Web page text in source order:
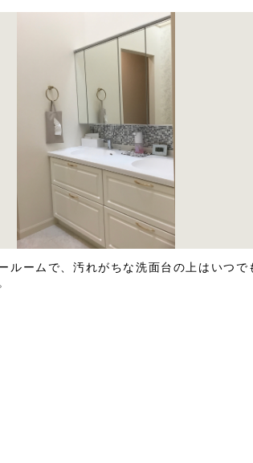
ルームで、汚れがちな洗面台の上はいつで